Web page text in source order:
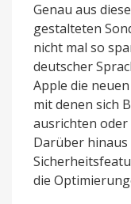
Genau aus
gestalteten
nicht mal so
deutscher
Apple die
mit denen sich
ausrichten
Darüber
die